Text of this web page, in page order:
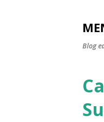
Blog